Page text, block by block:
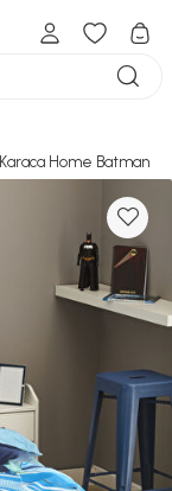
Karaca Home Batman